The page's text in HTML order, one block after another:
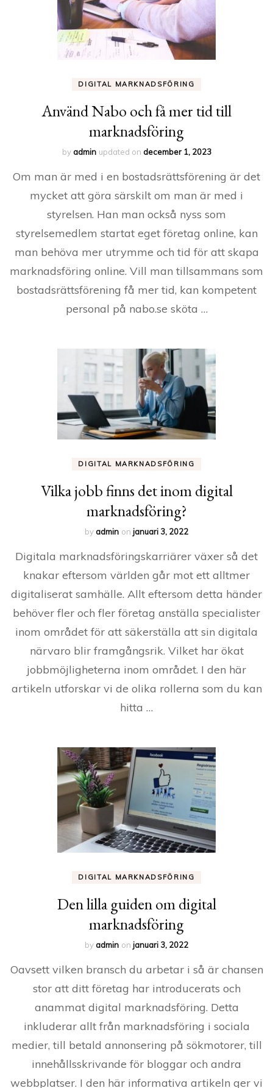
DIGITAL MARKNADSFÖRING
Använd Nabo och få mer tid till
marknadsföring
byadmin updated on december 1, 2023
Om man är med i en bostadsrättsförening är det
mycket att göra särskilt om man är med i
styrelsen. Han man också nyss som
styrelsemedlem startat eget företag online, kan
man behöva mer utrymme och tid för att skapa
marknadsföring online. Vill man tillsammans som
bostadsrättsförening få mer tid, kan kompetent
personal på nabo.se sköta …
DIGITAL MARKNADSFÖRING
Vilka jobb finns det inom digital
marknadsföring?
byadmin on januari 3, 2022
Digitala marknadsföringskarriärer växer så det
knakar eftersom världen går mot ett alltmer
digitaliserat samhälle. Allt eftersom detta händer
behöver fler och fler företag anställa specialister
inom området för att säkerställa att sin digitala
närvaro blir framgångsrik. Vilket har ökat
jobbmöjligheterna inom området. I den här
artikeln utforskar vi de olika rollerna som du kan
hitta …
DIGITAL MARKNADSFÖRING
Den lilla guiden om digital
marknadsföring
byadmin on januari 3, 2022
Oavsett vilken bransch du arbetar i så är chansen
stor att ditt företag har introducerats och
anammat digital marknadsföring. Detta
inkluderar allt från marknadsföring i sociala
medier, till betald annonsering på sökmotorer, till
innehållsskrivande för bloggar och andra
webbplatser. I den här informativa artikeln ger vi